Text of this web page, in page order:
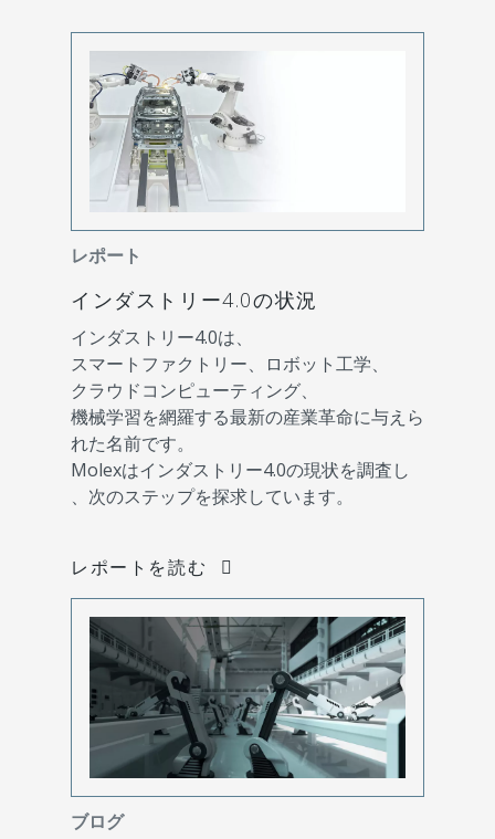
レポート
インダストリー4.0の状況
インダストリー4.0は、
スマートファクトリー、ロボット工学、
クラウドコンピューティング、
機械学習を網羅する最新の産業革命に与えら
れた名前です。
Molexはインダストリー4.0の現状を調査し
、次のステップを探求しています。
レポートを読む
ブログ